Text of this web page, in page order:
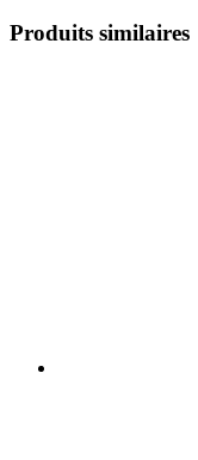
Produits similaires